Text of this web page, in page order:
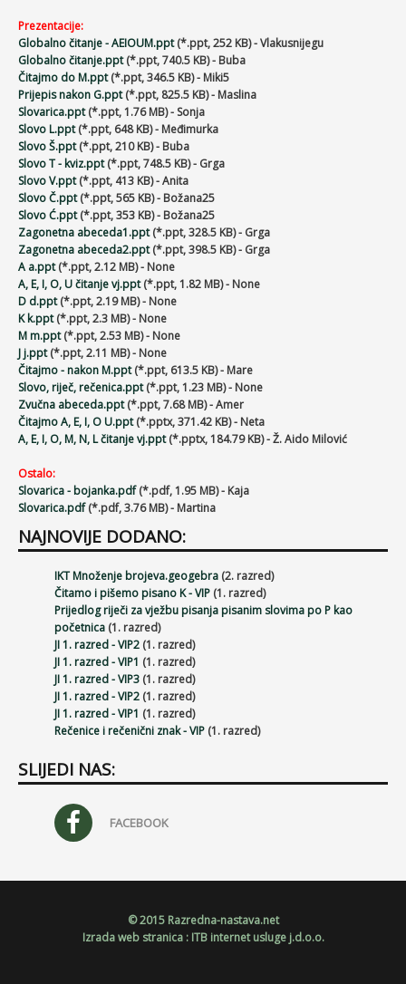
Prezentacije:
Globalno čitanje - AEIOUM.ppt(*.ppt, 252 KB) - Vlakusnijegu
Globalno čitanje.ppt(*.ppt, 740.5 KB) - Buba
Čitajmo do M.ppt(*.ppt, 346.5 KB) - Miki5
Prijepis nakon G.ppt(*.ppt, 825.5 KB) - Maslina
Slovarica.ppt(*.ppt, 1.76 MB) - Sonja
Slovo L.ppt(*.ppt, 648 KB) - Međimurka
Slovo Š.ppt(*.ppt, 210 KB) - Buba
Slovo T - kviz.ppt(*.ppt, 748.5 KB) - Grga
Slovo V.ppt(*.ppt, 413 KB) - Anita
Slovo Č.ppt(*.ppt, 565 KB) - Božana25
Slovo Ć.ppt(*.ppt, 353 KB) - Božana25
Zagonetna abeceda1.ppt(*.ppt, 328.5 KB) - Grga
Zagonetna abeceda2.ppt(*.ppt, 398.5 KB) - Grga
A a.ppt(*.ppt, 2.12 MB) - None
A, E, I, O, U čitanje vj.ppt(*.ppt, 1.82 MB) - None
D d.ppt(*.ppt, 2.19 MB) - None
K k.ppt(*.ppt, 2.3 MB) - None
M m.ppt(*.ppt, 2.53 MB) - None
J j.ppt(*.ppt, 2.11 MB) - None
Čitajmo - nakon M.ppt(*.ppt, 613.5 KB) - Mare
Slovo, riječ, rečenica.ppt(*.ppt, 1.23 MB) - None
Zvučna abeceda.ppt(*.ppt, 7.68 MB) - Amer
Čitajmo A, E, I, O U.ppt(*.pptx, 371.42 KB) - Neta
A, E, I, O, M, N, L čitanje vj.ppt(*.pptx, 184.79 KB) - Ž. Aido Milović
Ostalo:
Slovarica - bojanka.pdf(*.pdf, 1.95 MB) - Kaja
Slovarica.pdf(*.pdf, 3.76 MB) - Martina
NAJNOVIJE DODANO:
IKT Množenje brojeva.geogebra (2. razred)
Čitamo i pišemo pisano K - VIP (1. razred)
Prijedlog riječi za vježbu pisanja pisanim slovima po P kao
početnica (1. razred)
JI 1. razred - VIP2 (1. razred)
JI 1. razred - VIP1 (1. razred)
JI 1. razred - VIP3 (1. razred)
JI 1. razred - VIP2 (1. razred)
JI 1. razred - VIP1 (1. razred)
Rečenice i rečenični znak - VIP (1. razred)
SLIJEDI NAS:
FACEBOOK
© 2015 Razredna-nastava.net
Izrada web stranica : ITB internet usluge j.d.o.o.